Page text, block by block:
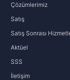
Çözümlerimiz
Satış
Satış Sonrası
Aktüel
SSS
İletişim